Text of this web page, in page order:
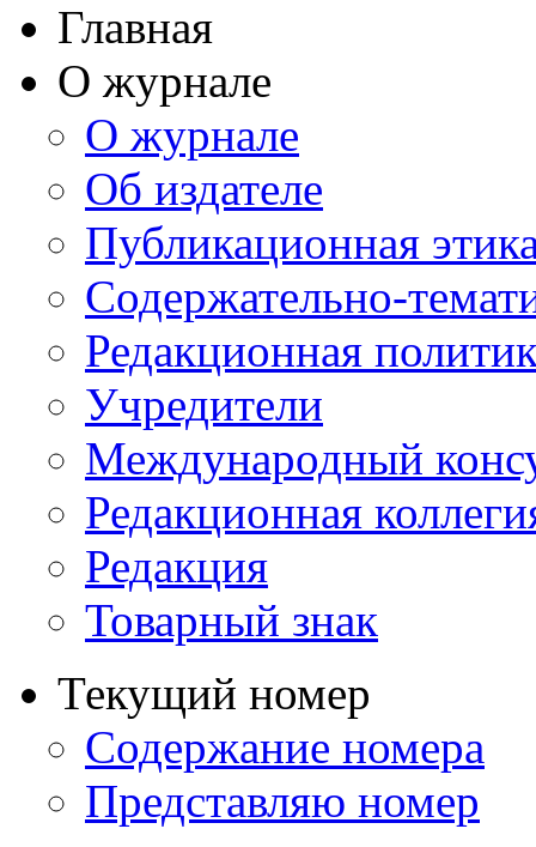
Главная
О журнале
О журнале
Об издателе
Публикационная
Содержательно-
Редакционная
Учредители
Международный
Редакционная
Редакция
Товарный знак
Текущий номер
Содержание номера
Представляю номер